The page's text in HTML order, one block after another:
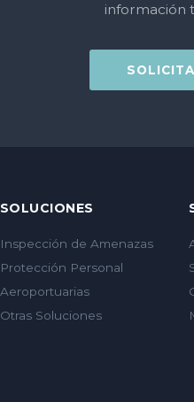
información
SOLUCIONES
Inspección de Amenazas
Protección Personal
Aeroportuarias
Otras Soluciones